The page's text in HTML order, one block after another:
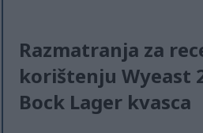
Razmatranja za
korištenju Wyeast
Bock Lager kvasca